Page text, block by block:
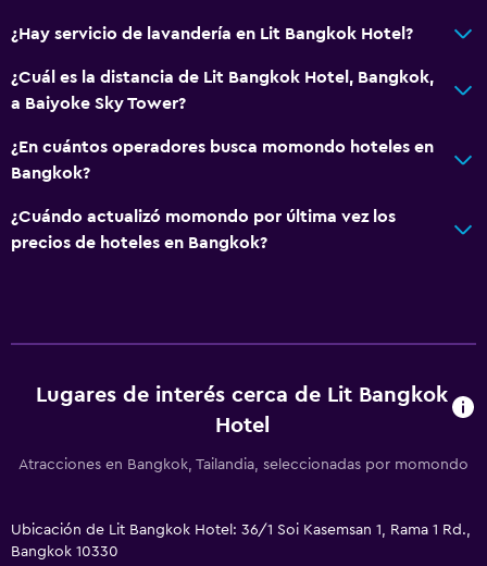
¿Hay servicio de lavandería en Lit Bangkok Hotel?
¿Cuál es la distancia de Lit Bangkok Hotel, Bangkok,
a Baiyoke Sky Tower?
¿En cuántos operadores busca momondo hoteles en
Bangkok?
¿Cuándo actualizó momondo por última vez los
precios de hoteles en Bangkok?
Lugares de interés cerca de Lit Bangkok
Hotel
Atracciones en Bangkok, Tailandia, seleccionadas por momondo
Ubicación de Lit Bangkok Hotel: 36/1 Soi Kasemsan 1, Rama 1 Rd.,
Bangkok 10330